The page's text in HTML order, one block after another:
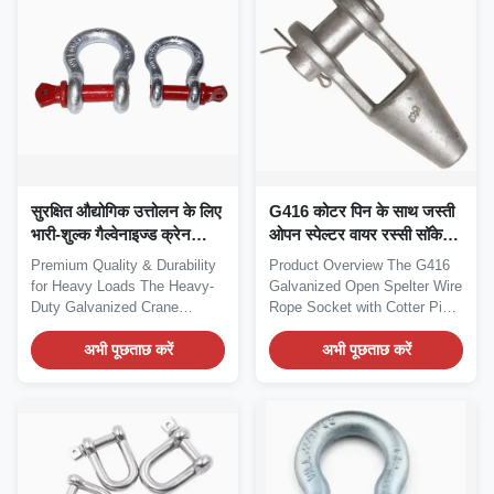
सुरक्षित औद्योगिक उत्तोलन के लिए
भारी-शुल्क गैल्वेनाइज्ड क्रेन
शैकेल
Premium Quality & Durability
for Heavy Loads The Heavy-
Duty Galvanized Crane
Shackle is...
अभी पूछताछ करें
G416 कोटर पिन के साथ जस्ती
ओपन स्पेल्टर वायर रस्सी सॉकेट
¥ उच्च-शक्ति रिगिंग समाधान
Product Overview The G416
Galvanized Open Spelter Wire
Rope Socket with Cotter Pin
is a...
अभी पूछताछ करें